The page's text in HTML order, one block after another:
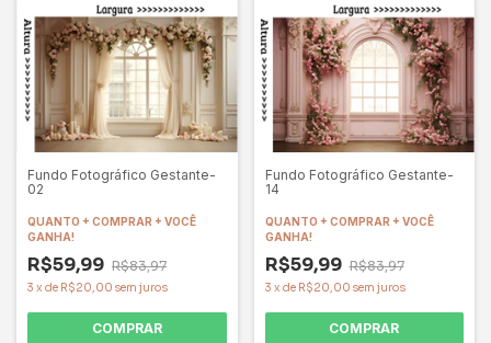
Fundo Fotográfico Gestante-
02
QUANTO + COMPRAR + VOCÊ
GANHA!
R$59,99 R$83,97
3 x de R$20,00 sem juros
COMPRAR
Fundo Fotográfico Gestante-
14
QUANTO + COMPRAR + VOCÊ
GANHA!
R$59,99 R$83,97
3 x de R$20,00 sem juros
COMPRAR